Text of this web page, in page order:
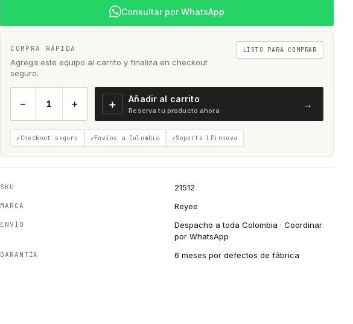
Consultar por WhatsApp
COMPRA RÁPIDA
Agrega este equipo al carrito y finaliza en checkout
seguro.
LISTO PARA COMPRAR
− + ＋ Añadir al carrito
Reserva tu producto ahora
→
Checkout seguro Envíos a Colombia Soporte LPinnova
SKU 21512
MARCA Reyee
ENVÍO
Despacho a toda Colombia · Coordinar
por WhatsApp
GARANTÍA 6 meses por defectos de fábrica